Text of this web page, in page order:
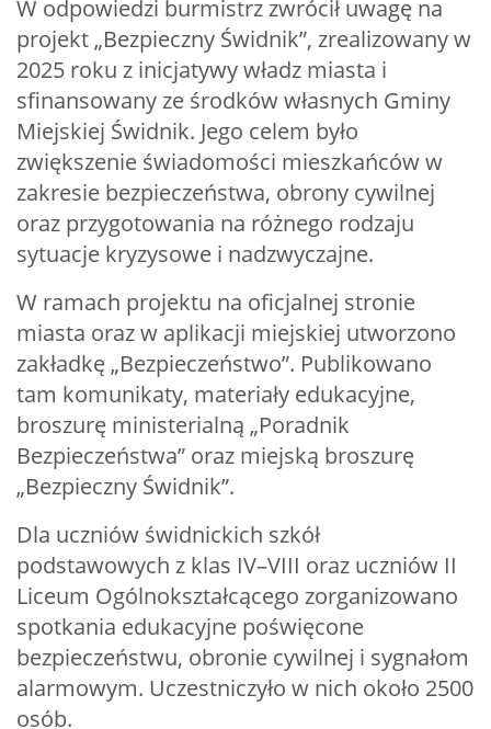
W odpowiedzi burmistrz zwrócił uwagę na
projekt „Bezpieczny Świdnik”, zrealizowany w
2025 roku z inicjatywy władz miasta i
sfinansowany ze środków własnych Gminy
Miejskiej Świdnik. Jego celem było
zwiększenie świadomości mieszkańców w
zakresie bezpieczeństwa, obrony cywilnej
oraz przygotowania na różnego rodzaju
sytuacje kryzysowe i nadzwyczajne.
W ramach projektu na oficjalnej stronie
miasta oraz w aplikacji miejskiej utworzono
zakładkę „Bezpieczeństwo”. Publikowano
tam komunikaty, materiały edukacyjne,
broszurę ministerialną „Poradnik
Bezpieczeństwa” oraz miejską broszurę
„Bezpieczny Świdnik”.
Dla uczniów świdnickich szkół
podstawowych z klas IV–VIII oraz uczniów II
Liceum Ogólnokształcącego zorganizowano
spotkania edukacyjne poświęcone
bezpieczeństwu, obronie cywilnej i sygnałom
alarmowym. Uczestniczyło w nich około 2500
osób.